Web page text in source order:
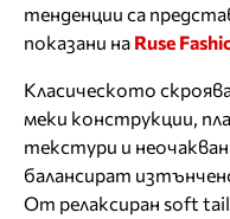
тенденции са
показани на Ruse
Класическото
меки конструкции,
текстури и
балансират
От релаксиран soft